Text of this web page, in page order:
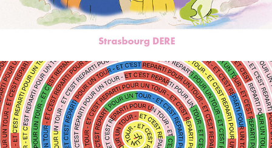
Carte de vœux 2026